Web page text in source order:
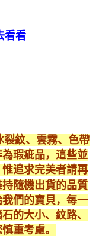
看看
裂紋、雲霧、色帶
瑕疵品，這些並
追求完美者請再
隨機出貨的品質
們的寶貝，每一
的大小、紋路、
重考慮。